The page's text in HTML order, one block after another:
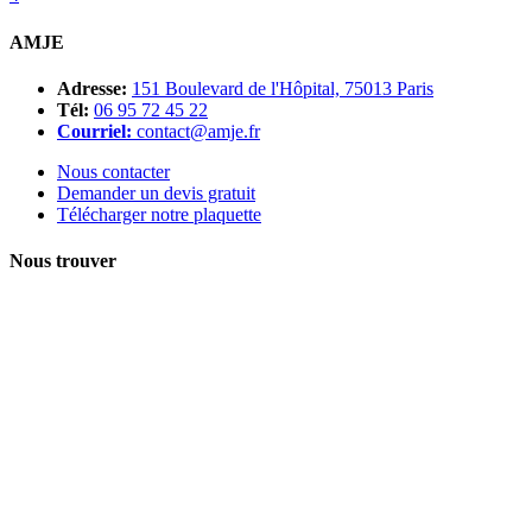
AMJE
Adresse: 151 Boulevard de l'Hôpital, 75013 Paris
Tél: 06 95 72 45 22
Courriel: contact@amje.fr
Nous contacter
Demander un devis gratuit
Télécharger notre plaquette
Nous trouver